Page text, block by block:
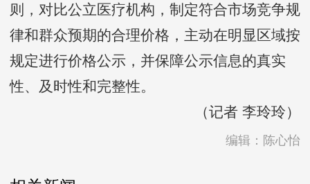
则，对比公立医疗机构，制定符合市场竞争规
律和群众预期的合理价格，主动在明显区域按
规定进行价格公示，并保障公示信息的真实
性、及时性和完整性。
（记者 李玲玲）
编辑：陈心怡